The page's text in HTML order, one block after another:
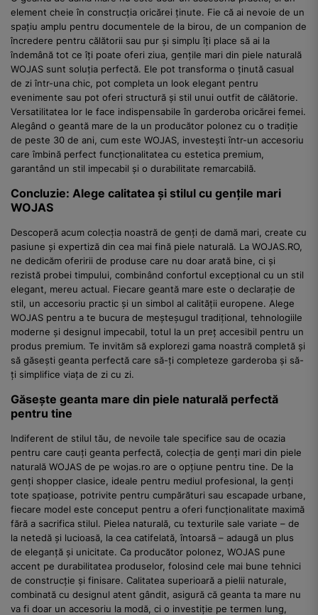
element cheie în construcția oricărei ținute. Fie că ai nevoie de un
spațiu amplu pentru documentele de la birou, de un companion de
încredere pentru călătorii sau pur și simplu îți place să ai la
îndemână tot ce îți poate oferi ziua, gențile mari din piele naturală
WOJAS sunt soluția perfectă. Ele pot transforma o ținută casual
de zi într-una chic, pot completa un look elegant pentru
evenimente sau pot oferi structură și stil unui outfit de călătorie.
Versatilitatea lor le face indispensabile în garderoba oricărei femei.
Alegând o geantă mare de la un producător polonez cu o tradiție
de peste 30 de ani, cum este WOJAS, investești într-un accesoriu
care îmbină perfect funcționalitatea cu estetica premium,
garantând un stil impecabil și o durabilitate remarcabilă.
Concluzie: Alege calitatea și stilul cu gențile mari
WOJAS
Descoperă acum colecția noastră de genți de damă mari, create cu
pasiune și expertiză din cea mai fină piele naturală. La WOJAS.RO,
ne dedicăm oferirii de produse care nu doar arată bine, ci și
rezistă probei timpului, combinând confortul excepțional cu un stil
elegant, mereu actual. Fiecare geantă mare este o declarație de
stil, un accesoriu practic și un simbol al calității europene. Alege
WOJAS pentru a te bucura de meșteșugul tradițional, tehnologiile
moderne și designul impecabil, totul la un preț accesibil pentru un
produs premium. Te invităm să explorezi gama noastră completă și
să găsești geanta perfectă care să-ți completeze garderoba și să-
ți simplifice viața de zi cu zi.
Găsește geanta mare din piele naturală perfectă
pentru tine
Indiferent de stilul tău, de nevoile tale specifice sau de ocazia
pentru care cauți geanta perfectă, colecția de genți mari din piele
naturală WOJAS de pe wojas.ro are o opțiune pentru tine. De la
genți shopper clasice, ideale pentru mediul profesional, la genți
tote spațioase, potrivite pentru cumpărături sau escapade urbane,
fiecare model este conceput pentru a oferi funcționalitate maximă
fără a sacrifica stilul. Pielea naturală, cu texturile sale variate – de
la netedă și lucioasă, la cea catifelată, întoarsă – adaugă un plus
de eleganță și unicitate. Ca producător polonez, WOJAS pune
accent pe durabilitatea produselor, folosind cele mai bune tehnici
de construcție și finisare. Calitatea superioară a pielii naturale,
combinată cu designul atent gândit, asigură că geanta ta mare nu
va fi doar un accesoriu la modă, ci o investiție pe termen lung,